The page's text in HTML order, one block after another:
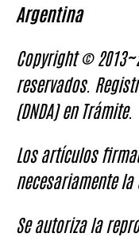
Argentina
Copyright ©
reservados.
(DNDA) en Trámite.
Los artículos
necesariamente
Se autoriza la